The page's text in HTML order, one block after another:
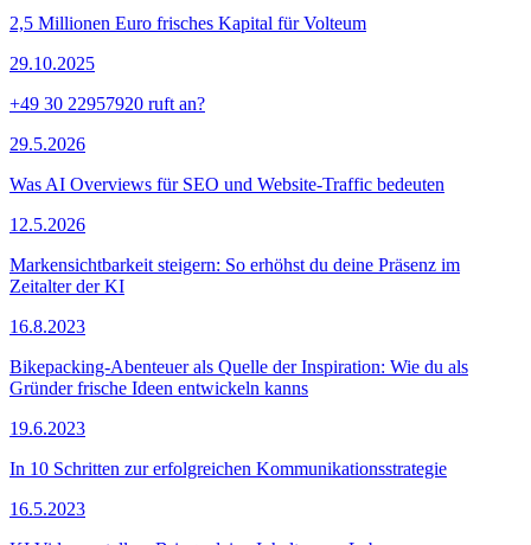
2,5 Millionen Euro frisches Kapital für Volteum
29.10.2025
+49 30 22957920 ruft an?
29.5.2026
Was AI Overviews für SEO und Website-Traffic bedeuten
12.5.2026
Markensichtbarkeit steigern: So erhöhst du deine Präsenz im
Zeitalter der KI
16.8.2023
Bikepacking-Abenteuer als Quelle der Inspiration: Wie du als
Gründer frische Ideen entwickeln kanns
19.6.2023
In 10 Schritten zur erfolgreichen Kommunikationsstrategie
16.5.2023